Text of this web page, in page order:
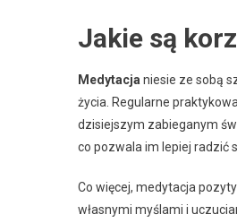
Jakie są
Medytacja niesie ze sobą
życia. Regularne
dzisiejszym zabieganym
co pozwala im lepiej radzić
Co więcej, medytacja
własnymi myślami i